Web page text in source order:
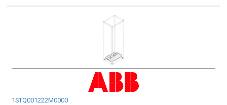
1STQ001222M0000